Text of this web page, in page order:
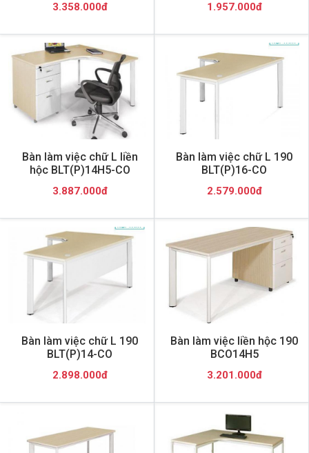
3.358.000đ 1.957.000đ
Bàn làm việc chữ L liền
hộc BLT(P)14H5-CO
3.887.000đ
Bàn làm việc chữ L 190
BLT(P)16-CO
2.579.000đ
Bàn làm việc chữ L 190
BLT(P)14-CO
2.898.000đ
Bàn làm việc liền hộc 190
BCO14H5
3.201.000đ